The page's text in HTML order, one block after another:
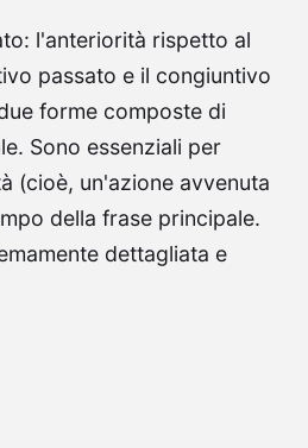
l'anteriorità rispetto al
passato e il congiuntivo
forme composte di
Sono essenziali per
(cioè, un'azione avvenuta
della frase principale.
dettagliata e